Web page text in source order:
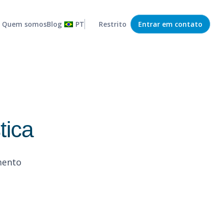
Quem somosBlog PT Restrito Entrar em contato
Colaboração de demanda
Integração entre departamentos